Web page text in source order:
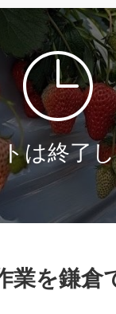
は終了
業を鎌倉